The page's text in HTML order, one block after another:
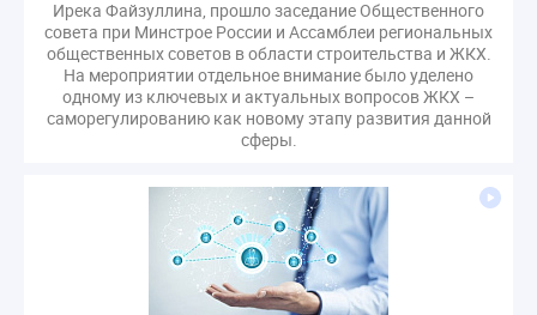
Цифорвизация
арендатор
вентиляционные каналы
внеплановые проверки
выбор УК
гарантийная управляющая компания
демоэкзамен
депутаты
документ
единство измерений
жалобы
жилищный надзор
изменения в ЖК РФ
Ирека Файзуллина, прошло заседание Общественного
совета при Минстрое России и Ассамблеи региональных
общественных советов в области строительства и ЖКХ.
На мероприятии отдельное внимание было уделено
одному из ключевых и актуальных вопросов ЖКХ –
саморегулированию как новому этапу развития данной
сферы.